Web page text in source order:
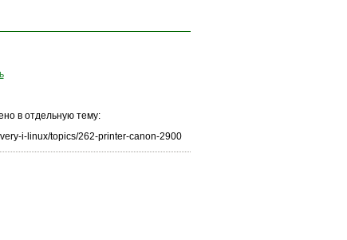
в отдельную тему:
i-linux/topics/262-printer-canon-2900